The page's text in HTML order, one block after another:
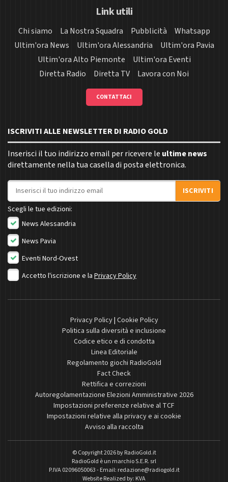
Link utili
Chi siamo La Nostra Squadra Pubblicità
Whatsapp
Ultim'ora News
Ultim'ora Alessandria
Ultim'ora Pavia
Ultim'ora Alto Piemonte
Ultim'ora Eventi
Diretta Radio
Diretta TV Lavora con Noi
CONTATTACI
ISCRIVITI ALLE NEWSLETTER DI RADIO GOLD
Inserisci il tuo indirizzo email per ricevere le ultime news
direttamente nella tua casella di posta elettronica.
Indirizzo email
ISCRIVITI
Scegli le tue edizioni:
News Alessandria
News Pavia
Eventi Nord-Ovest
Accetto l'iscrizione e la Privacy Policy
Privacy Policy| Cookie Policy
Politica sulla diversità e inclusione
Codice etico e di condotta
Linea Editoriale
Regolamento giochi RadioGold
Fact Check
Rettifica e correzioni
Autoregolamentazione Elezioni Amministrative 2026
Impostazioni preferenze relative al TCF
Impostazioni relative alla privacy e ai cookie
Avviso alla raccolta
© Copyright 2026 byRadioGold.it
RadioGold è un marchio S.E.R. srl
P.IVA 02096050063 - Email: redazione@radiogold.it
Website Realized by: KVA